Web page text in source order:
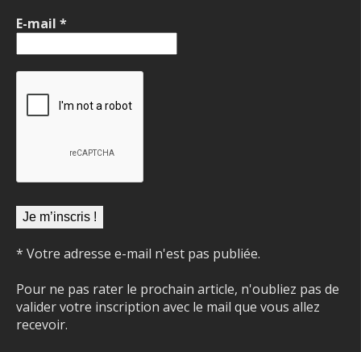
E-mail *
* Votre adresse e-mail n'est pas publiée.
Pour ne pas rater le prochain article, n'oubliez pas de
valider votre inscription avec le mail que vous allez
recevoir.